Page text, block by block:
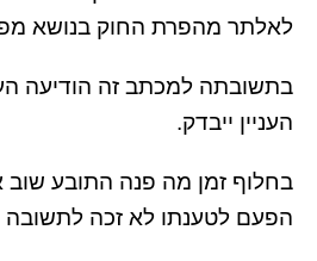
לאלתר מהפרת החוק בנושא
בתשובתה למכתב זה הודיעה
העניין ייבדק.
בחלוף זמן מה פנה התובע שוב
הפעם לטענתו לא זכה